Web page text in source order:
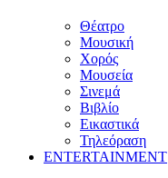
Θέατρο
Μουσική
Χορός
Μουσεία
Σινεμά
Βιβλίο
Εικαστικά
Τηλεόραση
ENTERTAINMENT